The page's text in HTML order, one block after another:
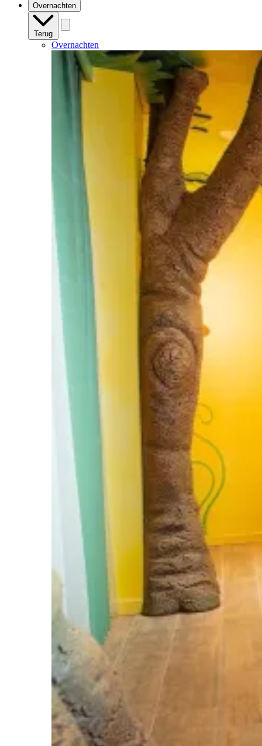
Overnachten
Terug
Overnachten